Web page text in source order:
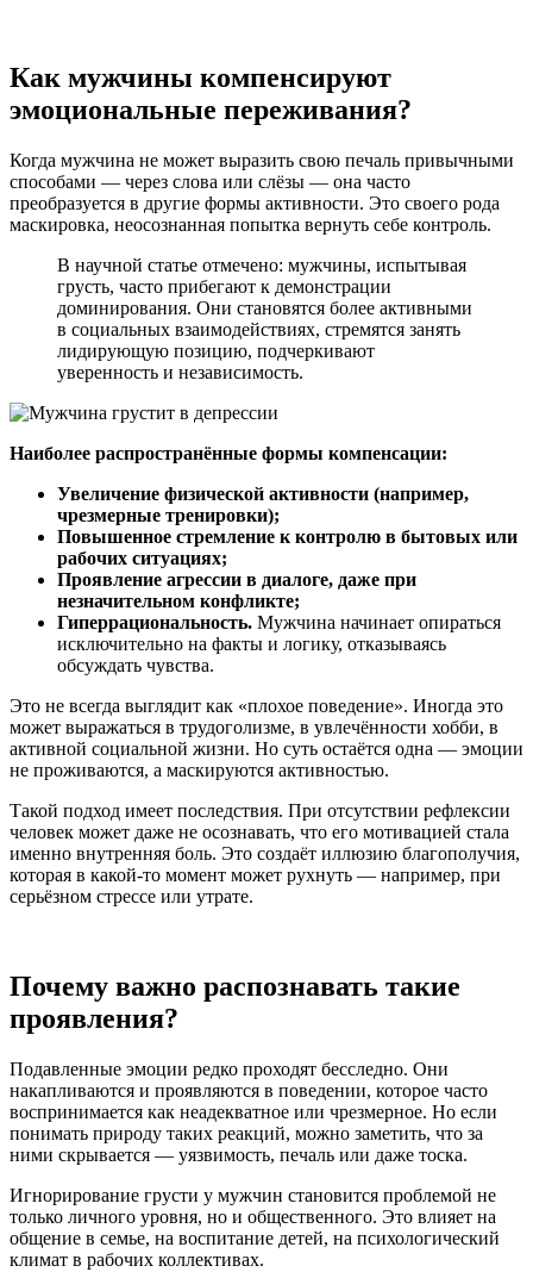
Как мужчины компенсируют
эмоциональные переживания?
Когда мужчина не может выразить свою печаль привычными
способами — через слова или слёзы — она часто
преобразуется в другие формы активности. Это своего рода
маскировка, неосознанная попытка вернуть себе контроль.
В научной статье отмечено: мужчины, испытывая
грусть, часто прибегают к демонстрации
доминирования. Они становятся более активными
в социальных взаимодействиях, стремятся занять
лидирующую позицию, подчеркивают
уверенность и независимость.
Наиболее распространённые формы компенсации:
Увеличение физической активности (например,
чрезмерные тренировки);
Повышенное стремление к контролю в бытовых или
рабочих ситуациях;
Проявление агрессии в диалоге, даже при
незначительном конфликте;
Гиперрациональность. Мужчина начинает опираться
исключительно на факты и логику, отказываясь
обсуждать чувства.
Это не всегда выглядит как «плохое поведение». Иногда это
может выражаться в трудоголизме, в увлечённости хобби, в
активной социальной жизни. Но суть остаётся одна — эмоции
не проживаются, а маскируются активностью.
Такой подход имеет последствия. При отсутствии рефлексии
человек может даже не осознавать, что его мотивацией стала
именно внутренняя боль. Это создаёт иллюзию благополучия,
которая в какой-то момент может рухнуть — например, при
серьёзном стрессе или утрате.
Почему важно распознавать такие
проявления?
Подавленные эмоции редко проходят бесследно. Они
накапливаются и проявляются в поведении, которое часто
воспринимается как неадекватное или чрезмерное. Но если
понимать природу таких реакций, можно заметить, что за
ними скрывается — уязвимость, печаль или даже тоска.
Игнорирование грусти у мужчин становится проблемой не
только личного уровня, но и общественного. Это влияет на
общение в семье, на воспитание детей, на психологический
климат в рабочих коллективах.